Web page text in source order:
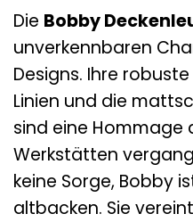
Die Bobby
unverkennbaren
Designs. Ihre
Linien und die
sind eine Hommage
Werkstätten
keine Sorge, Bobby
altbacken. Sie